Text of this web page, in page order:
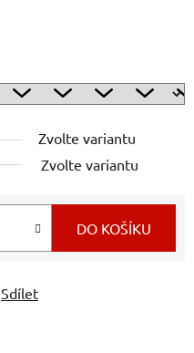
Zvolte variantu
Zvolte variantu
DO KOŠÍKU
Sdílet